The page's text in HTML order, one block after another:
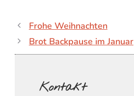
Frohe Weihnachten
Brot Backpause im Januar
Kontakt